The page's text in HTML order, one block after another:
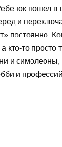
пошел
и
постоянно.
кто-то просто
и симолеоны,
и